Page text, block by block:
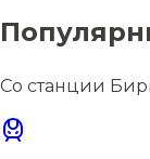
Со станции